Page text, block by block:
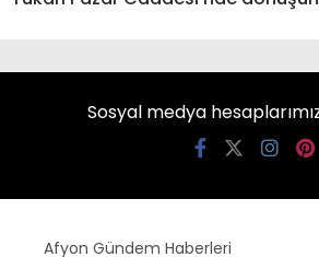
Sosyal medya
Afyon Gündem Haberleri